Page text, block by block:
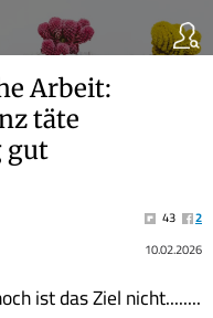
Arbeit:
täte
gut
43
2
10.02.2026
ist das Ziel nicht........